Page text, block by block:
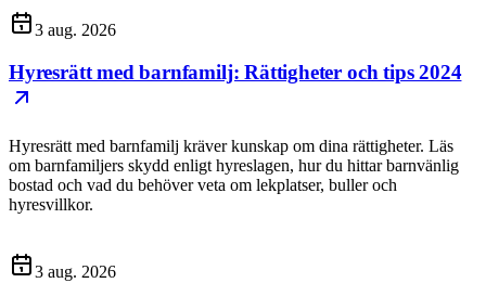
3 aug. 2026
Hyresrätt med barnfamilj: Rättigheter och tips 2024
Hyresrätt med barnfamilj kräver kunskap om dina rättigheter. Läs
om barnfamiljers skydd enligt hyreslagen, hur du hittar barnvänlig
bostad och vad du behöver veta om lekplatser, buller och
hyresvillkor.
3 aug. 2026